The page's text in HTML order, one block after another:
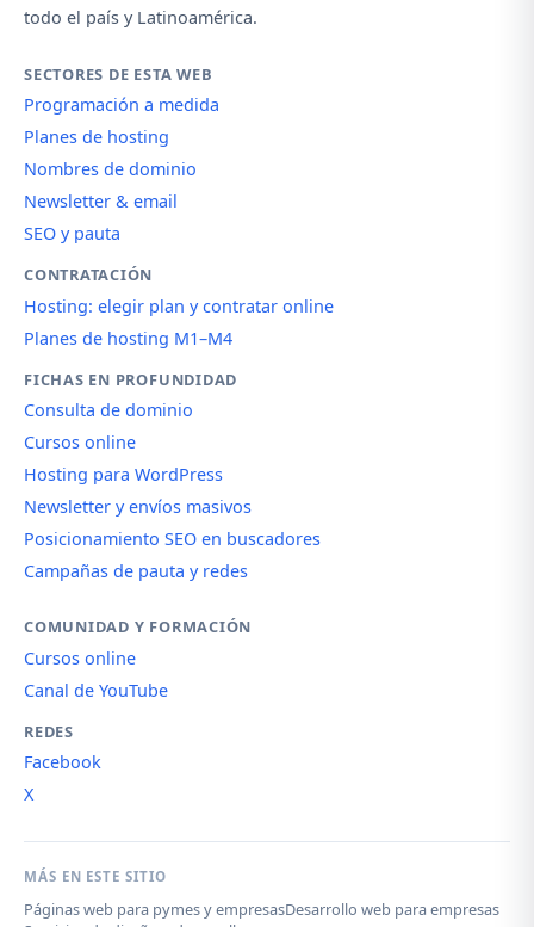
todo el país y Latinoamérica.
SECTORES DE ESTA WEB
Programación a medida
Planes de hosting
Nombres de dominio
Newsletter & email
SEO y pauta
CONTRATACIÓN
Hosting: elegir plan y contratar online
Planes de hosting M1–M4
FICHAS EN PROFUNDIDAD
Consulta de dominio
Cursos online
Hosting para WordPress
Newsletter y envíos masivos
Posicionamiento SEO en buscadores
Campañas de pauta y redes
COMUNIDAD Y FORMACIÓN
Cursos online
Canal de YouTube
REDES
Facebook
X
MÁS EN ESTE SITIO
Páginas web para pymes y empresasDesarrollo web para empresas